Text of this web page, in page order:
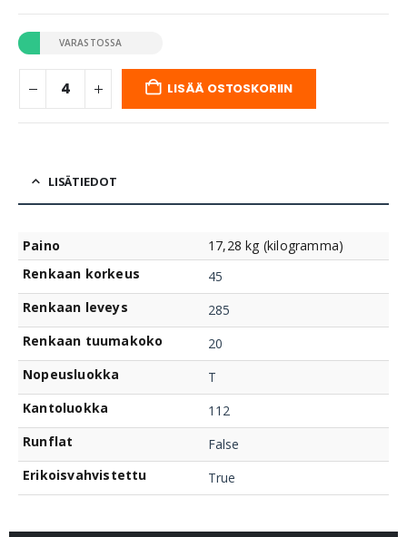
VARASTOSSA
LISÄÄ OSTOSKORIIN
LISÄTIEDOT
Paino
17,28 kg (kilogramma)
Renkaan korkeus
45
Renkaan leveys
285
Renkaan tuumakoko
20
Nopeusluokka
T
Kantoluokka
112
Runflat
False
Erikoisvahvistettu
True